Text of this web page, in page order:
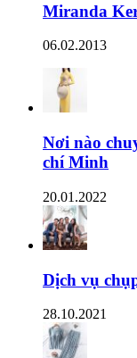
Miranda
06.02.2013
Nơi nào
chí Minh
20.01.2022
Dịch vụ
28.10.2021